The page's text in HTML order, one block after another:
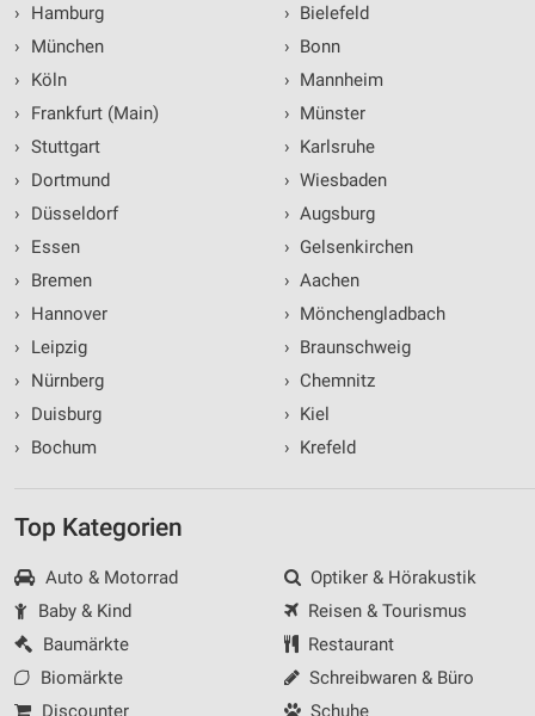
›
Hamburg
›
München
›
Köln
›
Frankfurt (Main)
› Stuttgart
›
Dortmund
›
Düsseldorf
›
Essen
›
Bremen
›
Hannover
›
Leipzig
›
Nürnberg
›
Duisburg
›
Bochum
› Bielefeld
› Bonn
› Mannheim
› Münster
› Karlsruhe
› Wiesbaden
› Augsburg
› Gelsenkirchen
› Aachen
› Mönchengladbach
› Braunschweig
› Chemnitz
› Kiel
› Krefeld
Top Kategorien
Auto & Motorrad
Baby & Kind
Baumärkte
Biomärkte
Discounter
Optiker & Hörakustik
Reisen & Tourismus
Restaurant
Schreibwaren & Büro
Schuhe